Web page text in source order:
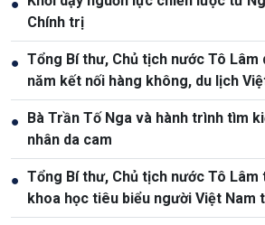
●
Chính trị
● Tổng Bí thư, Chủ tịch nước Tô Lâm
năm kết nối hàng không, du lịch
● Bà Trần Tố Nga và hành trình tìm
nhân da cam
● Tổng Bí thư, Chủ tịch nước Tô
khoa học tiêu biểu người Việt Nam